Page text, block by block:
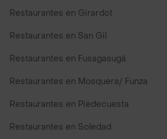
Restaurantes en Girardot
Restaurantes en San Gil
Restaurantes en Fusagasugá
Restaurantes en Mosquera/ Funza
Restaurantes en Piedecuesta
Restaurantes en Soledad